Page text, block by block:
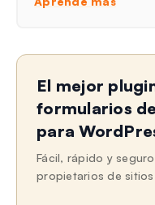
El mejor
formularios
para
Fácil, rápido y
propietarios de sitios